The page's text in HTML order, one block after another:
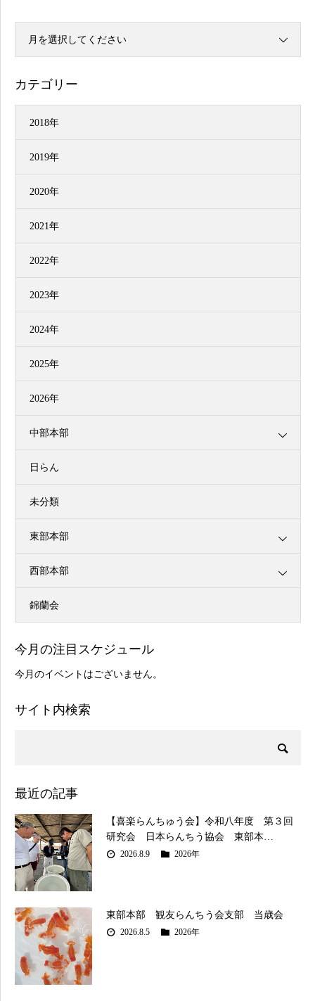
月を選択してください
カテゴリー
2018年
2019年
2020年
2021年
2022年
2023年
2024年
2025年
2026年
中部本部
日らん
未分類
東部本部
西部本部
錦蘭会
今月の注目スケジュール
今月のイベントはございません。
サイト内検索
最近の記事
【喜楽らんちゅう会】令和八年度 第３回
研究会 日本らんちう協会 東部本…
2026.8.9 2026年
東部本部 観友らんちう会支部 当歳会
2026.8.5 2026年